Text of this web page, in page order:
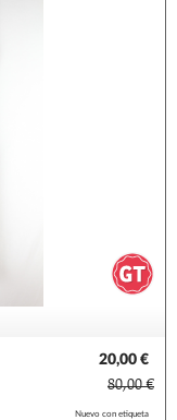
20,00 €
80,00 €
Nuevo con etiqueta